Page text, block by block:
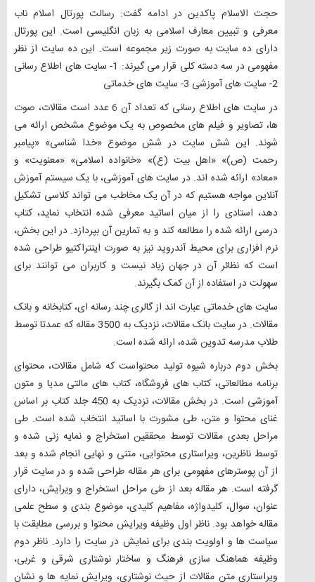
حجت الاسلام پاکدین در ادامه گفت: رسالت پورتال اسلام ناب
معرفی و تبیین معارف اسلامی به زبان انگلیسی است. این پورتال
دارای ده سایت به صورت زیر مجموعه است. این ده سایت از نظر
مفهومی در سه دسته کلی قرار می گیرند: 1- سایت های اطلاع رسانی
2- سایت های آموزشی 3- سایت های خدماتی
در سایت های اطلاع رسانی که تعداد آن 6 عدد است مقالات، صوت
ها، تصاویر و فیلم های مخصوص به یک موضوع مشخص ارائه می
شوند. این شش سایت در شش موضوع «خدا شناسی» «پیامبر
رحمت (ص)» «اهل بیت (ع)» «خانواده اسلامی» «معنویت» و
«معاد» ارائه شده اند. در سایت های آموزشی، با یک سیستم آموزش
آنلاین مواجه هستیم که در آن یک مخاطب می تواند کلاسی تشکیل
دهد، استادی را از میان اساتید معرفی شده انتخاب نماید، کتاب
درسی ارائه شده را مطالعه کند و به تمارین آن بپردازد. در این بخش،
نرم افزاری برای محیط آندروید نیز به صورت اینتراکتیو طراحی شده
است که نظائر آن در جهان زیاد نیست و کاربران می توانند برای
سهولت در استفاده از آن کمک بگیرند.
سایت های خدماتی عبارت اند از گالری چند رسانه ای، کتابخانه و بانک
مقالات. در سایت بانک مقالات، نزدیک به 3500 مقاله که عمدتا توسط
طلاب مدرسه تدوین شده، ارائه شده است.
بخش دوم درباره شیوه تولید محتواست که شامل مقالات، محتوای
برنامه مطالعاتی، کتاب های فروشگاه، کتاب های مالتی مدیا و متون
آموزشی است. در بخش مقالات، نزدیک به 450 جلد کتاب بر اساس
غنای محتوا و متن، طی مشورت با اساتید انتخاب شده است. طی
مراحل بعدی مقالات توسط محققین استخراج و نمایه زنی شده و
توسط ناظرین، ویراستاری محتوایی، متنی و نهایی انجام شده و بعد
از آن پوسترهای مفهومی برای هر مقاله طراحی شده و در سایت قرار
گرفته است. هر مقاله بعد از طی مراحل استخراج و ویرایش، دارای
عنوان، سوال، کلیدواژه، مفاهیم کلیدی، موضوع بندی و سطح علمی
مقاله خواهد بود. ناظر اول وظیفه ویرایش محتوا و بررسی مطابقت با
سیاست ها و اولویت بندی برای نمایش در سایت را دارد. ناظر دوم
وظیفه هماهنگ سازی فرهنگ و ساختار نوشتاری شرقی و غربی،
ویراستاری متن مقالات از حیث نوشتاری، ویرایش نمایه ها و نشان